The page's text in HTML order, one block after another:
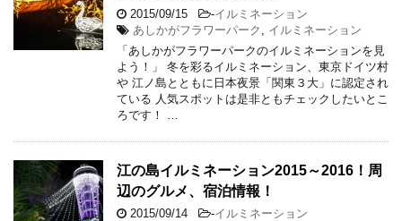
2015/09/15 -イルミネーション
あしかがフラワーパーク
イルミネーション
「あしかがフラワーパークのイルミネーションを見
よう！」 冬を彩るイルミネーション、東京ドイツ村
や 江ノ島とともに日本夜景「関東３大」に認定され
ている 人気スポットは是非ともチェックしたいとこ
ろです！ …
江の島イルミネーション2015～2016！周
辺のグルメ、宿泊情報！
2015/09/14 -イルミネーション